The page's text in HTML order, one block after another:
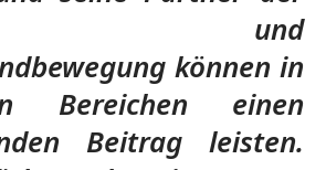
und
können in
Bereichen einen
Beitrag leisten.